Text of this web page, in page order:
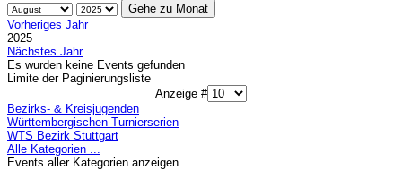
Gehe zu Monat
Vorheriges Jahr
2025
Nächstes Jahr
Es wurden keine Events gefunden
Limite der Paginierungsliste
Anzeige #
Bezirks- & Kreisjugenden
Württembergischen Turnierserien
WTS Bezirk Stuttgart
Alle Kategorien ...
Events aller Kategorien anzeigen